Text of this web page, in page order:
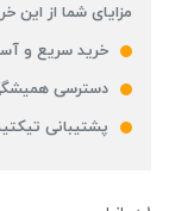
مزایای شما از این
خرید سریع و
دسترسی
پشتیبانی